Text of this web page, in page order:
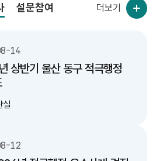
설문참여
14
상반기 울산 동구 적극행정
실
12
더보기